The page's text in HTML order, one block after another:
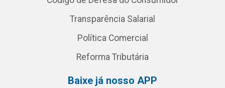
Transparência Salarial
Política Comercial
Reforma Tributária
Baixe já nosso APP